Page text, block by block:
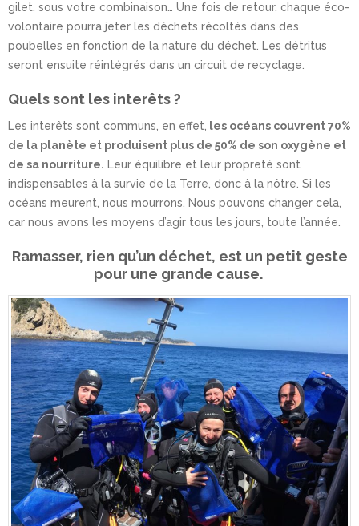
gilet, sous votre combinaison… Une fois de retour, chaque éco-
volontaire pourra jeter les déchets récoltés dans des
poubelles en fonction de la nature du déchet. Les détritus
seront ensuite réintégrés dans un circuit de recyclage.
Quels sont les interêts ?
Les interêts sont communs, en effet, les océans couvrent 70%
de la planète et produisent plus de 50% de son oxygène et
de sa nourriture. Leur équilibre et leur propreté sont
indispensables à la survie de la Terre, donc à la nôtre. Si les
océans meurent, nous mourrons. Nous pouvons changer cela,
car nous avons les moyens d’agir tous les jours, toute l’année.
Ramasser, rien qu’un déchet, est un petit geste
pour une grande cause.